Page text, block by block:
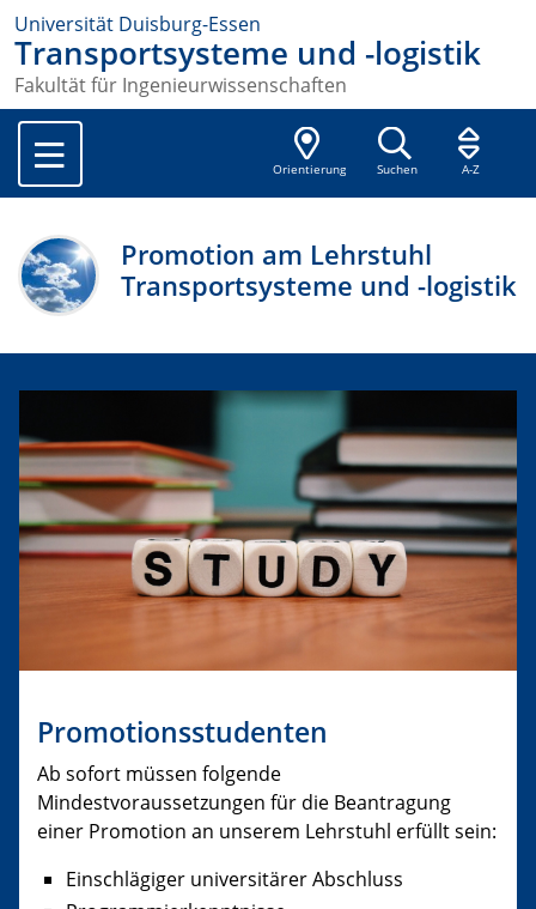
Universität Duisburg-Essen
Transportsysteme und -logistik
Fakultät für Ingenieurwissenschaften
Orientierung Suchen A-Z
Promotion am Lehrstuhl
Transportsysteme und -logistik
Promotionsstudenten
Ab sofort müssen folgende
Mindestvoraussetzungen für die Beantragung
einer Promotion an unserem Lehrstuhl erfüllt sein:
Einschlägiger universitärer Abschluss